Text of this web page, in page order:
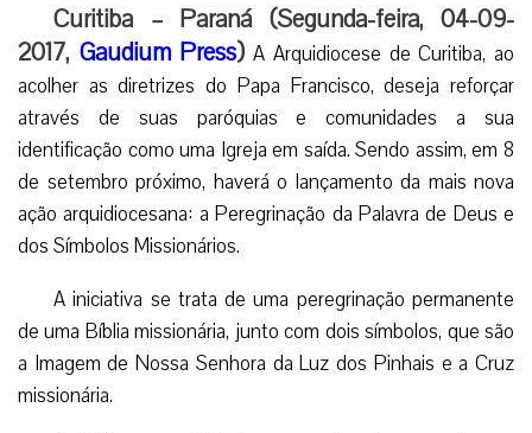
Curitiba – Paraná (Segunda-feira, 04-09-
2017, Gaudium Press) A Arquidiocese de Curitiba, ao
acolher as diretrizes do Papa Francisco, deseja reforçar
através de suas paróquias e comunidades a sua
identificação como uma Igreja em saída. Sendo assim, em 8
de setembro próximo, haverá o lançamento da mais nova
ação arquidiocesana: a Peregrinação da Palavra de Deus e
dos Símbolos Missionários.
A iniciativa se trata de uma peregrinação permanente
de uma Bíblia missionária, junto com dois símbolos, que são
a Imagem de Nossa Senhora da Luz dos Pinhais e a Cruz
missionária.